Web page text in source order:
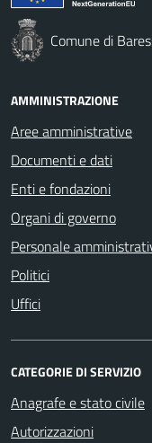
Comune di
AMMINISTRAZIONE
Aree amministrative
Documenti e dati
Enti e fondazioni
Organi di governo
Personale
Politici
Uffici
CATEGORIE DI SERVIZIO
Anagrafe e stato civile
Autorizzazioni